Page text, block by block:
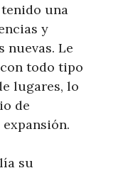
una
y
nuevas. Le
todo tipo
lugares, lo
de
su